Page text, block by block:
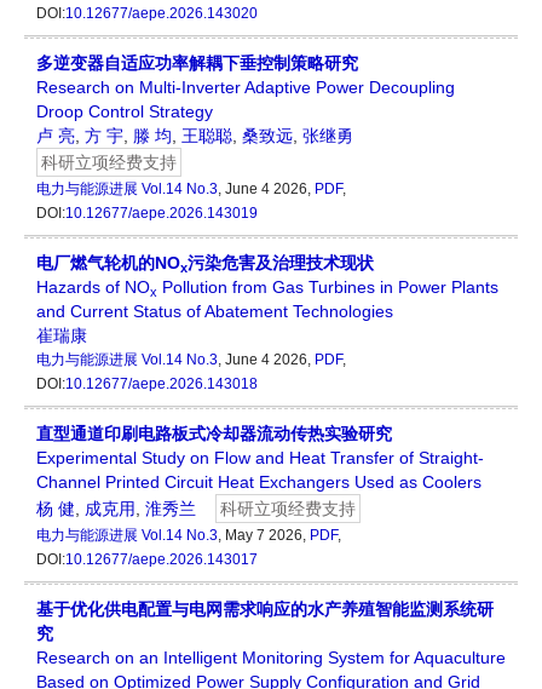
DOI:10.12677/aepe.2026.143020
多逆变器自适应功率解耦下垂控制策略研究
Research on Multi-Inverter Adaptive Power Decoupling
Droop Control Strategy
卢 亮, 方 宇, 滕 均, 王聪聪, 桑致远, 张继勇
科研立项经费支持
电力与能源进展 Vol.14 No.3, June 4 2026, PDF,
DOI:10.12677/aepe.2026.143019
电厂燃气轮机的NOx污染危害及治理技术现状
Hazards of NOx Pollution from Gas Turbines in Power Plants
and Current Status of Abatement Technologies
崔瑞康
电力与能源进展 Vol.14 No.3, June 4 2026, PDF,
DOI:10.12677/aepe.2026.143018
直型通道印刷电路板式冷却器流动传热实验研究
Experimental Study on Flow and Heat Transfer of Straight-
Channel Printed Circuit Heat Exchangers Used as Coolers
杨 健, 成克用, 淮秀兰 科研立项经费支持
电力与能源进展 Vol.14 No.3, May 7 2026, PDF,
DOI:10.12677/aepe.2026.143017
基于优化供电配置与电网需求响应的水产养殖智能监测系统研
究
Research on an Intelligent Monitoring System for Aquaculture
Based on Optimized Power Supply Configuration and Grid